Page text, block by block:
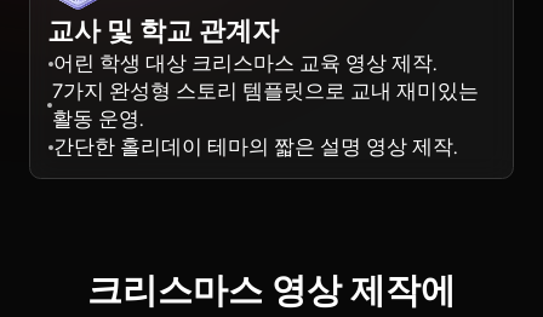
교사 및 학교 관계자
어린 학생 대상 크리스마스 교육 영상 제작.
7가지 완성형 스토리 템플릿으로 교내 재미있는
활동 운영.
간단한 홀리데이 테마의 짧은 설명 영상 제작.
크리스마스 영상 제작에